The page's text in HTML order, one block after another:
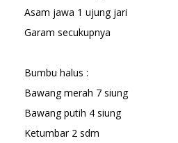
Asam jawa 1 ujung jari
Garam secukupnya
Bumbu halus :
Bawang merah 7 siung
Bawang putih 4 siung
Ketumbar 2 sdm